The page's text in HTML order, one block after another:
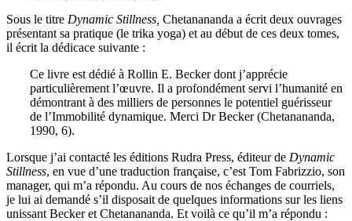
Sous le titre Dynamic Stillness, Chetanananda a écrit deux ouvrages
présentant sa pratique (le trika yoga) et au début de ces deux tomes,
il écrit la dédicace suivante :
Ce livre est dédié à Rollin E. Becker dont j’apprécie
particulièrement l’œuvre. Il a profondément servi l’humanité en
démontrant à des milliers de personnes le potentiel guérisseur
de l’Immobilité dynamique. Merci Dr Becker (Chetanananda,
1990, 6).
Lorsque j’ai contacté les éditions Rudra Press, éditeur de Dynamic
Stillness, en vue d’une traduction française, c’est Tom Fabrizzio, son
manager, qui m’a répondu. Au cours de nos échanges de courriels,
je lui ai demandé s’il disposait de quelques informations sur les liens
unissant Becker et Chetanananda. Et voilà ce qu’il m’a répondu :